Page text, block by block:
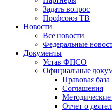
Задать вопрос
Профсоюз ТВ
Новости
Все новости
Федеральные
Документы
Устав ФПСО
Официальные
Правовая база
Соглашения
Отчет о